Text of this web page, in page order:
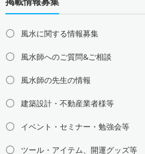
道東の占い師募集・求人
東北地方の占い師募集・求人
宮城県の占い師募集・求人
山形県の占い師募集・求人
関東地方の占い師募集・求人
埼玉県の占い師募集・求人
千葉県
茨城県の占い師募集・求人
栃木県
風水に関する情報募集
風水師へのご質問&ご相談
風水師の先生の情報
建築設計・不動産業者様等
イベント・セミナー・勉強会等
ツール・アイテム、開運グッズ等